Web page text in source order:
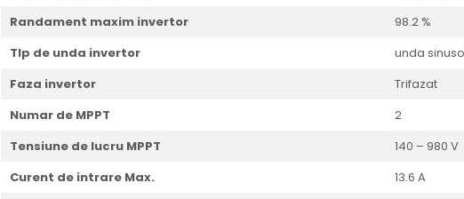
Randament maxim invertor
98.2 %
TIp de unda invertor
unda
Faza invertor
Trifazat
Numar de MPPT
2
Tensiune de lucru MPPT
140 – 980 V
Curent de intrare Max.
13.6 A